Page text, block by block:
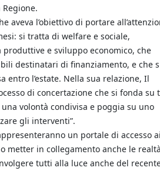
aveva l’obiettivo di portare
si tratta di welfare e sociale,
e sviluppo economico, che
destinatari di finanziamento, e che
entro l’estate. Nella sua relazione, Il
di concertazione che si fonda su
volontà condivisa e poggia su uno
gli interventi”.
un portale di accesso
metter in collegamento anche le
tutti alla luce anche del